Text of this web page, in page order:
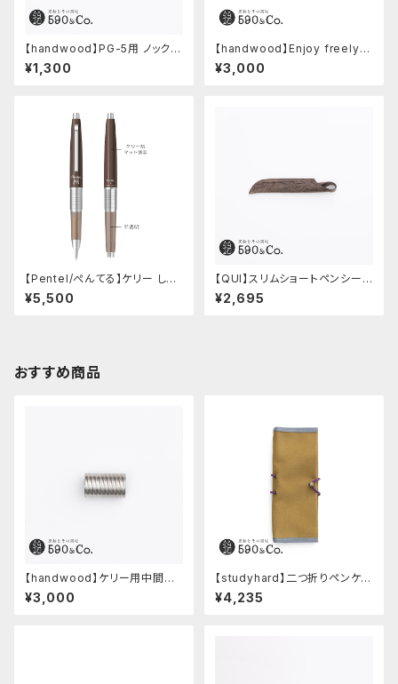
【handwood】PG-5用 ノック部
カバー (ステンレス)
¥1,300
【handwood】Enjoy freely
前軸 (ステンレス)
¥3,000
【Pentel/ぺんてる】ケリー しー
さーコラボ限定カラー
¥5,500
【QUI】スリムショートペンシー
ス・クードゥー (ストーン)
¥2,695
おすすめ商品
【handwood】ケリー用中間パ
ーツ/カスタムグリップ (多条/ス
テンレス)
¥3,000
【studyhard】二つ折りペンケー
ス ミニマムコンパクトサイズ
(カーキ)
¥4,235